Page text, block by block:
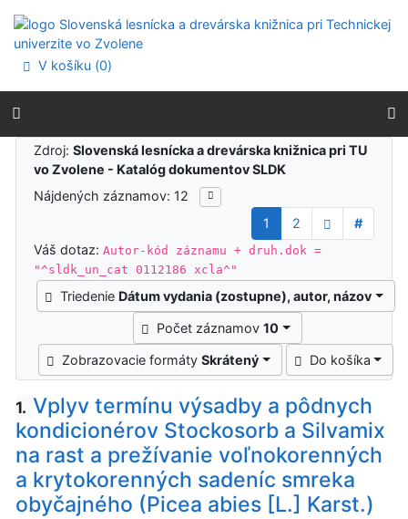
Prejsť na menu
Prehlásenie o webovej prístupnosti
V košíku (0)
Výsledky vyhľadávania
Zdroj:Slovenská lesnícka a drevárska knižnica pri TU
vo Zvolene - Katalóg dokumentov SLDK
Nájdených záznamov: 12
1
2
#
Váš dotaz:Autor-kód záznamu + druh.dok =
"^sldk_un_cat 0112186 xcla^"
Triedenie Dátum vydania (zostupne), autor, názov
Počet záznamov10
Zobrazovacie formátySkrátený Do košíka
1. Vplyv termínu výsadby a pôdnych
kondicionérov Stockosorb a Silvamix
na rast a prežívanie voľnokorenných
a krytokorenných sadeníc smreka
obyčajného (Picea abies [L.] Karst.)